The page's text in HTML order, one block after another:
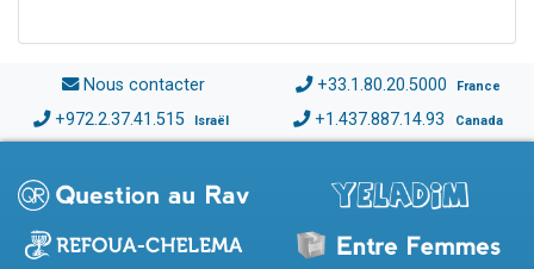
Nous contacter +33.1.80.20.5000 France
+972.2.37.41.515 Israël +1.437.887.14.93 Canada